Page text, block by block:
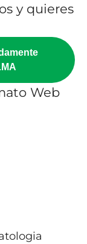
y quieres
Web